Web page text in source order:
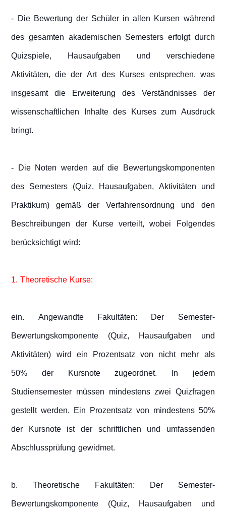
- Die Bewertung der Schüler in allen Kursen während
des gesamten akademischen Semesters erfolgt durch
Quizspiele, Hausaufgaben und verschiedene
Aktivitäten, die der Art des Kurses entsprechen, was
insgesamt die Erweiterung des Verständnisses der
wissenschaftlichen Inhalte des Kurses zum Ausdruck
bringt.
- Die Noten werden auf die Bewertungskomponenten
des Semesters (Quiz, Hausaufgaben, Aktivitäten und
Praktikum) gemäß der Verfahrensordnung und den
Beschreibungen der Kurse verteilt, wobei Folgendes
berücksichtigt wird:
1. Theoretische Kurse:
ein. Angewandte Fakultäten: Der Semester-
Bewertungskomponente (Quiz, Hausaufgaben und
Aktivitäten) wird ein Prozentsatz von nicht mehr als
50% der Kursnote zugeordnet. In jedem
Studiensemester müssen mindestens zwei Quizfragen
gestellt werden. Ein Prozentsatz von mindestens 50%
der Kursnote ist der schriftlichen und umfassenden
Abschlussprüfung gewidmet.
b. Theoretische Fakultäten: Der Semester-
Bewertungskomponente (Quiz, Hausaufgaben und